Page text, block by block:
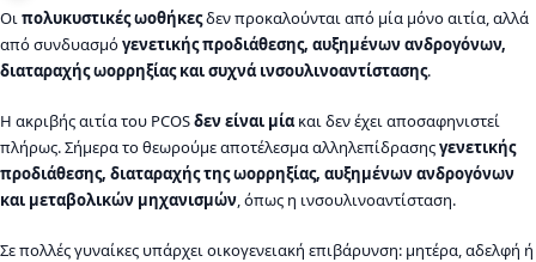
Οιπολυκυστικές ωοθήκεςδεν προκαλούνται από μία μόνο αιτία, αλλά
από συνδυασμόγενετικής προδιάθεσης, αυξημένων ανδρογόνων,
διαταραχής ωορρηξίας και συχνά ινσουλινοαντίστασης.
Η ακριβής αιτία του PCOSδεν είναι μίακαι δεν έχει αποσαφηνιστεί
πλήρως. Σήμερα το θεωρούμε αποτέλεσμα αλληλεπίδρασηςγενετικής
προδιάθεσης, διαταραχής της ωορρηξίας, αυξημένων ανδρογόνων
και μεταβολικών μηχανισμών, όπως η ινσουλινοαντίσταση.
Σε πολλές γυναίκες υπάρχει οικογενειακή επιβάρυνση: μητέρα, αδελφή ή